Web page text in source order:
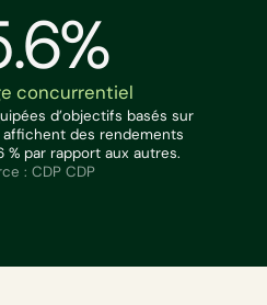
concurrentiel
d’objectifs basés sur
affichent des rendements
% par rapport aux autres.
: CDP CDP